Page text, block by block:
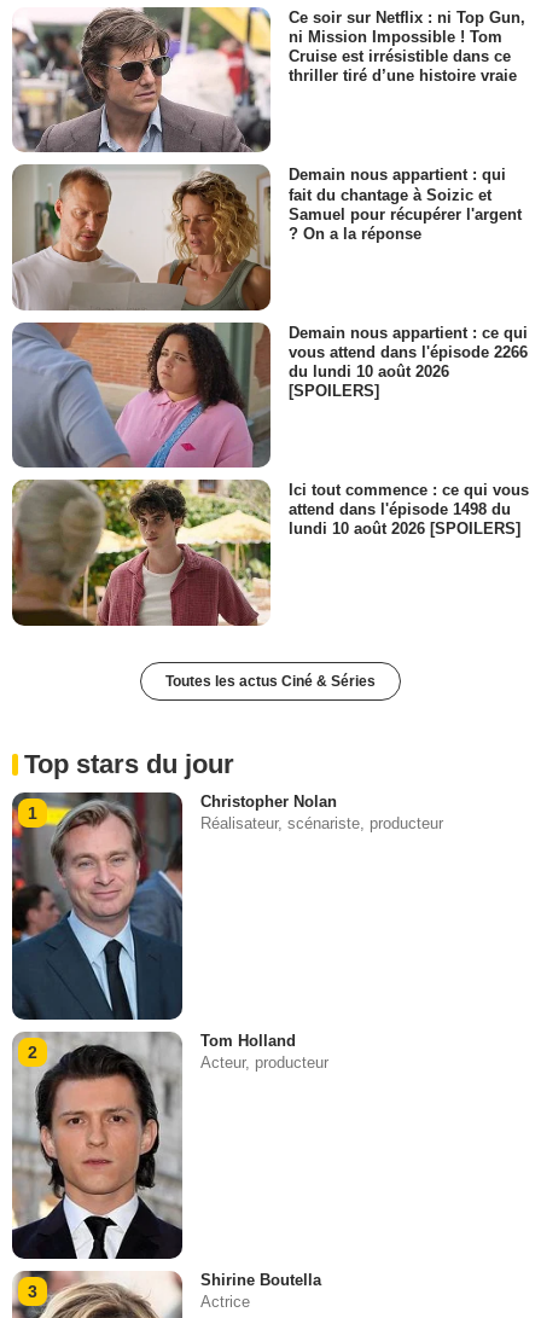
Ce soir sur Netflix : ni Top Gun,
ni Mission Impossible ! Tom
Cruise est irrésistible dans ce
thriller tiré d’une histoire vraie
Demain nous appartient : qui
fait du chantage à Soizic et
Samuel pour récupérer l'argent
? On a la réponse
Demain nous appartient : ce qui
vous attend dans l'épisode 2266
du lundi 10 août 2026
[SPOILERS]
Ici tout commence : ce qui vous
attend dans l'épisode 1498 du
lundi 10 août 2026 [SPOILERS]
Toutes les actus Ciné & Séries
Top stars du jour
1
Christopher Nolan
Réalisateur, scénariste, producteur
2
Tom Holland
Acteur, producteur
3
Shirine Boutella
Actrice